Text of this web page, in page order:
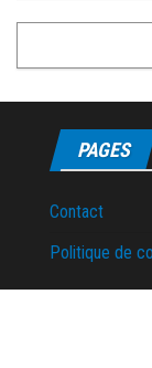
PAGES
Contact
Politique de